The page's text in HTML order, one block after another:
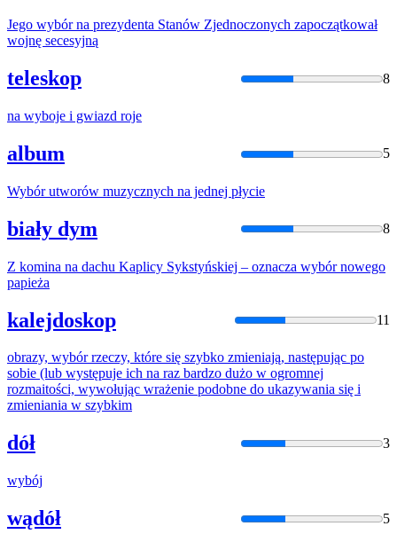
Jego wybór na prezydenta Stanów Zjednoczonych zapoczątkował
wojnę secesyjną
teleskop 8
na wyboje i gwiazd roje
album 5
Wybórutworów muzycznych na jednej płycie
biały dym 8
Z komina na dachu Kaplicy Sykstyńskiej – oznacza wybórnowego
papieża
kalejdoskop 11
obrazy, wybórrzeczy, które się szybko zmieniają, następując po
sobie (lub występuje ich na raz bardzo dużo w ogromnej
rozmaitości, wywołując wrażenie podobne do ukazywania się i
zmieniania w szybkim
dół 3
wybój
wądół 5